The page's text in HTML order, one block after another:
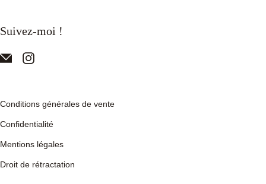
Suivez-moi !
Conditions générales de vente
Confidentialité
Mentions légales
Droit de rétractation